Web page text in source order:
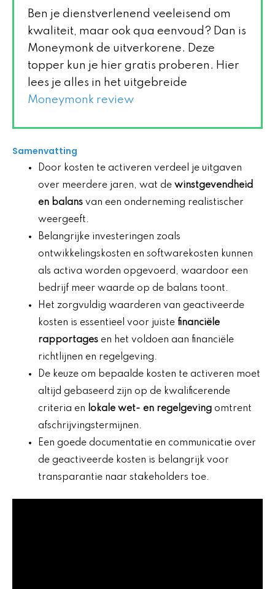
Ben je dienstverlenend veeleisend om
kwaliteit, maar ook qua eenvoud? Dan is
Moneymonk de uitverkorene. Deze
topper kun je hier gratis proberen. Hier
lees je alles in het uitgebreide
Moneymonk review
Samenvatting
Door kosten te activeren verdeel je uitgaven
over meerdere jaren, wat de winstgevendheid
en balans van een onderneming realistischer
weergeeft.
Belangrijke investeringen zoals
ontwikkelingskosten en softwarekosten kunnen
als activa worden opgevoerd, waardoor een
bedrijf meer waarde op de balans toont.
Het zorgvuldig waarderen van geactiveerde
kosten is essentieel voor juiste financiële
rapportages en het voldoen aan financiële
richtlijnen en regelgeving.
De keuze om bepaalde kosten te activeren moet
altijd gebaseerd zijn op de kwalificerende
criteria en
lokale wet- en regelgeving omtrent
afschrijvingstermijnen.
Een goede documentatie en communicatie over
de geactiveerde kosten is belangrijk voor
transparantie naar stakeholders toe.